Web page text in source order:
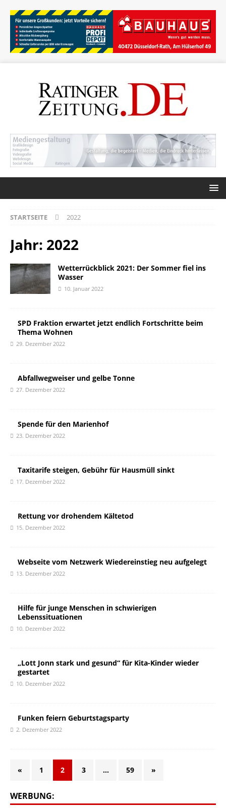
STARTSEITE 2022
Jahr: 2022
Wetterrückblick 2021: Der Sommer fiel ins
Wasser
10. Januar 2022
SPD Fraktion erwartet jetzt endlich Fortschritte beim
Thema Wohnen
29. Dezember 2022
Abfallwegweiser und gelbe Tonne
27. Dezember 2022
Spende für den Marienhof
23. Dezember 2022
Taxitarife steigen, Gebühr für Hausmüll sinkt
17. Dezember 2022
Rettung vor drohendem Kältetod
15. Dezember 2022
Webseite vom Netzwerk Wiedereinstieg neu aufgelegt
13. Dezember 2022
Hilfe für junge Menschen in schwierigen
Lebenssituationen
10. Dezember 2022
„Lott Jonn stark und gesund“ für Kita-Kinder wieder
gestartet
10. Dezember 2022
Funken feiern Geburtstagsparty
2. Dezember 2022
« 1 2 3 … 59 »
WERBUNG: